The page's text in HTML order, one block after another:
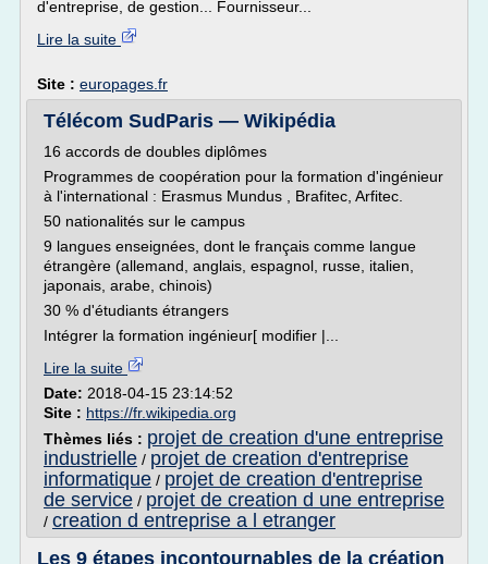
d'entreprise, de gestion... Fournisseur...
Lire la suite
Site : europages.fr
Télécom SudParis — Wikipédia
16 accords de doubles diplômes
Programmes de coopération pour la formation d'ingénieur
à l'international : Erasmus Mundus , Brafitec, Arfitec.
50 nationalités sur le campus
9 langues enseignées, dont le français comme langue
étrangère (allemand, anglais, espagnol, russe, italien,
japonais, arabe, chinois)
30 % d'étudiants étrangers
Intégrer la formation ingénieur[ modifier |...
Lire la suite
Date: 2018-04-15 23:14:52
Site : https://fr.wikipedia.org
Thèmes liés : projet de creation d'une entreprise
industrielle / projet de creation d'entreprise
informatique / projet de creation d'entreprise
de service / projet de creation d une entreprise
/ creation d entreprise a l etranger
Les 9 étapes incontournables de la création